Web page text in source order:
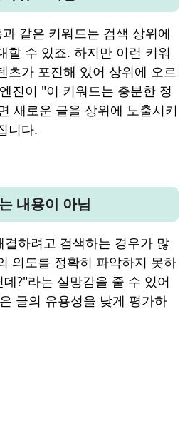
과 같은 키워드는 검색 상위에
할 수 있죠. 하지만 이런 키워
츠가 포진해 있어 상위에 오르
진이 "이 키워드는 충분한 정
새로운 글을 상위에 노출시키
니다.
내용이 아님
하려고 검색하는 경우가 많
의도를 정확히 파악하지 못하
?"라는 실망감을 줄 수 있어
글의 유용성을 낮게 평가하